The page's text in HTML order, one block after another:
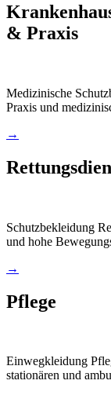
& Praxis
Medizinische
Praxis und
→
Schutzbekleidung
und hohe
→
Pflege
Einwegkleidung
stationären und